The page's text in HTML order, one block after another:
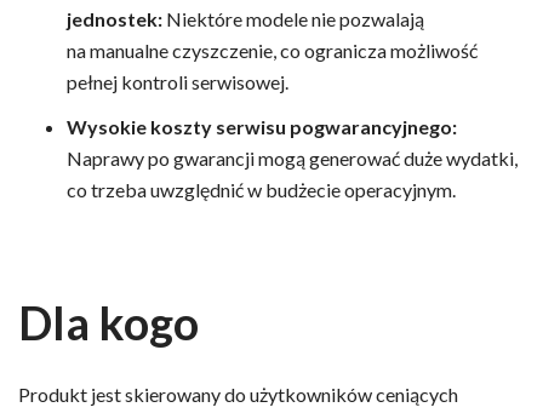
jednostek: Niektóre modele nie pozwalają
na manualne czyszczenie, co ogranicza możliwość
pełnej kontroli serwisowej.
Wysokie koszty serwisu pogwarancyjnego:
Naprawy po gwarancji mogą generować duże wydatki,
co trzeba uwzględnić w budżecie operacyjnym.
Dla kogo
Produkt jest skierowany do użytkowników ceniących